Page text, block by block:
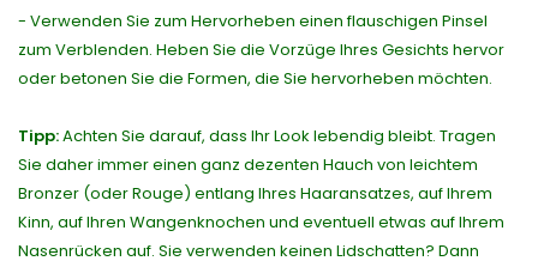
- Verwenden Sie zum Hervorheben einen flauschigen Pinsel
zum Verblenden. Heben Sie die Vorzüge Ihres Gesichts hervor
oder betonen Sie die Formen, die Sie hervorheben möchten.
Tipp:Achten Sie darauf, dass Ihr Look lebendig bleibt. Tragen
Sie daher immer einen ganz dezenten Hauch von leichtem
Bronzer (oder Rouge) entlang Ihres Haaransatzes, auf Ihrem
Kinn, auf Ihren Wangenknochen und eventuell etwas auf Ihrem
Nasenrücken auf. Sie verwenden keinen Lidschatten? Dann